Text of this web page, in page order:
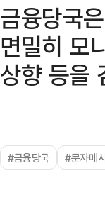
금융당국
면밀히 모
상향 등을
#금융당국 #문자메